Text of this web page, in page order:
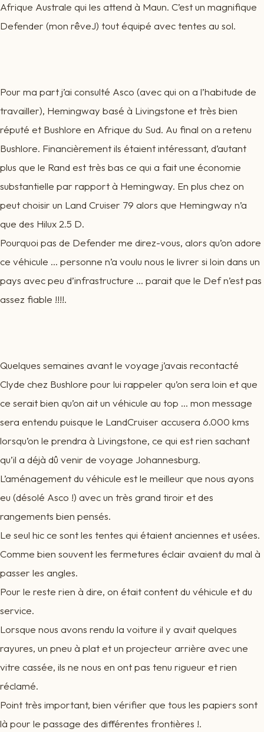
Afrique Australe qui les attend à Maun. C’est un magnifique
Defender (mon rêveJ) tout équipé avec tentes au sol.
Pour ma part j’ai consulté Asco (avec qui on a l’habitude de
travailler), Hemingway basé à Livingstone et très bien
réputé et Bushlore en Afrique du Sud. Au final on a retenu
Bushlore. Financièrement ils étaient intéressant, d’autant
plus que le Rand est très bas ce qui a fait une économie
substantielle par rapport à Hemingway. En plus chez on
peut choisir un Land Cruiser 79 alors que Hemingway n’a
que des Hilux 2.5 D.
Pourquoi pas de Defender me direz-vous, alors qu’on adore
ce véhicule … personne n’a voulu nous le livrer si loin dans un
pays avec peu d’infrastructure … parait que le Def n’est pas
assez fiable !!!!.
Quelques semaines avant le voyage j’avais recontacté
Clyde chez Bushlore pour lui rappeler qu’on sera loin et que
ce serait bien qu’on ait un véhicule au top … mon message
sera entendu puisque le LandCruiser accusera 6.000 kms
lorsqu’on le prendra à Livingstone, ce qui est rien sachant
qu’il a déjà dû venir de voyage Johannesburg.
L’aménagement du véhicule est le meilleur que nous ayons
eu (désolé Asco !) avec un très grand tiroir et des
rangements bien pensés.
Le seul hic ce sont les tentes qui étaient anciennes et usées.
Comme bien souvent les fermetures éclair avaient du mal à
passer les angles.
Pour le reste rien à dire, on était content du véhicule et du
service.
Lorsque nous avons rendu la voiture il y avait quelques
rayures, un pneu à plat et un projecteur arrière avec une
vitre cassée, ils ne nous en ont pas tenu rigueur et rien
réclamé.
Point très important, bien vérifier que tous les papiers sont
là pour le passage des différentes frontières !.